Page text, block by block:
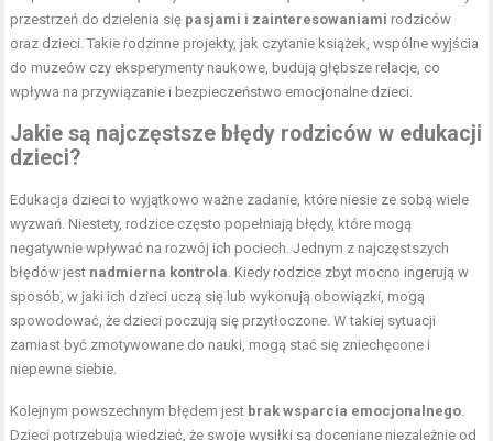
przestrzeń do dzielenia się pasjami i zainteresowaniami rodziców
oraz dzieci. Takie rodzinne projekty, jak czytanie książek, wspólne wyjścia
do muzeów czy eksperymenty naukowe, budują głębsze relacje, co
wpływa na przywiązanie i bezpieczeństwo emocjonalne dzieci.
Jakie są najczęstsze błędy rodziców w edukacji
dzieci?
Edukacja dzieci to wyjątkowo ważne zadanie, które niesie ze sobą wiele
wyzwań. Niestety, rodzice często popełniają błędy, które mogą
negatywnie wpływać na rozwój ich pociech. Jednym z najczęstszych
błędów jest nadmierna kontrola . Kiedy rodzice zbyt mocno ingerują w
sposób, w jaki ich dzieci uczą się lub wykonują obowiązki, mogą
spowodować, że dzieci poczują się przytłoczone. W takiej sytuacji
zamiast być zmotywowane do nauki, mogą stać się zniechęcone i
niepewne siebie.
Kolejnym powszechnym błędem jest brak wsparcia emocjonalnego
Dzieci potrzebują wiedzieć, że swoje wysiłki są doceniane niezależnie od